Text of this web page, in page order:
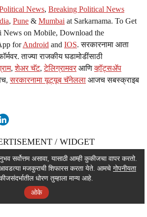
News, Breaking Political News
, Pune & Mumbai at Sarkarnama. To Get
News on Mobile, Download the
forAndroid and IOS. सरकारनामा आता
ताज्या राजकीय घडामोडींसाठी
,शेअर चॅट,टेलिग्रामवर आणिव्हॉट्सॲप
सरकारनामा यूट्यूब चॅनेलला आजच सबस्क्राइब
/ WIDGET
/ WIDGET
/ WIDGET
सर्वोत्तम असावा, यासाठी आम्ही कुकीजचा वापर करतो.
मजकुराची शिफारस करता येते. आमचे गोपनीयता
धोरण तुम्हाला मान्य आहे.
ओके